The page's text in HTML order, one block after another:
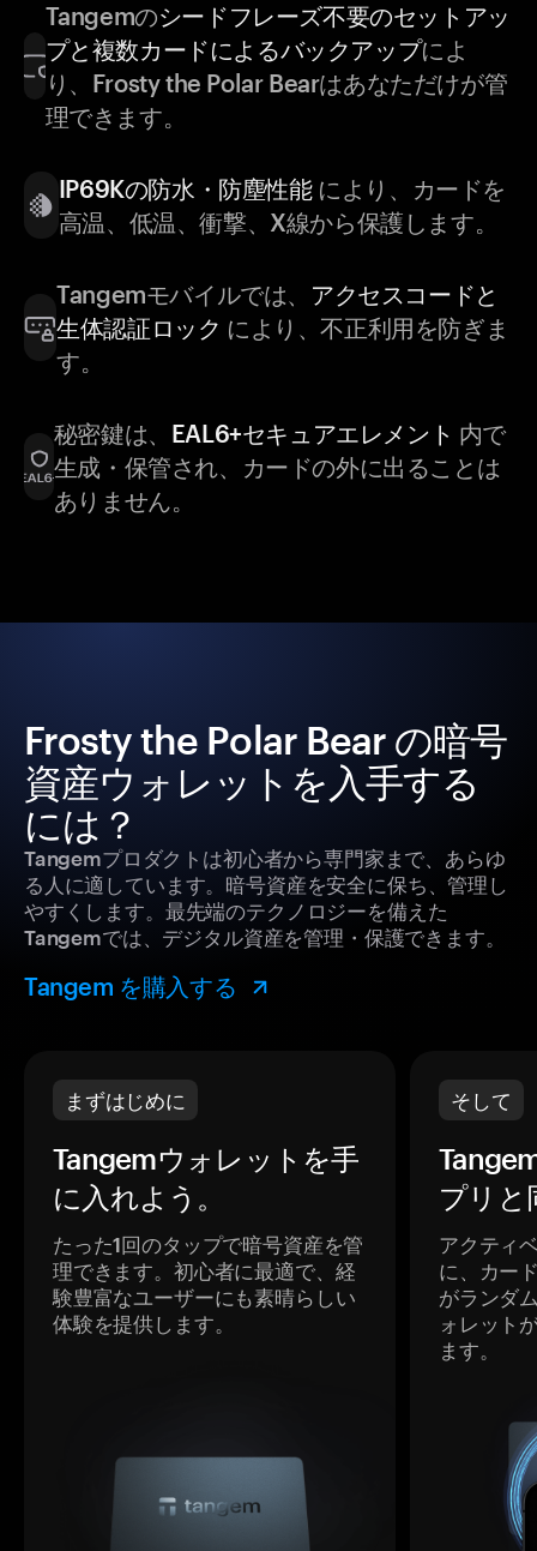
Tangemのシードフレーズ不要のセットアッ
プと複数カードによるバックアップによ
り、Frosty the Polar Bearはあなただけが管
理できます。
IP69Kの防水・防塵性能により、カードを
高温、低温、衝撃、X線から保護します。
Tangemモバイルでは、 アクセスコードと
生体認証ロック により、不正利用を防ぎま
す。
秘密鍵は、 EAL6+セキュアエレメント 内で
生成・保管され、カードの外に出ることは
ありません。
Frosty the Polar Bear の暗号
資産ウォレットを入手する
には？
Tangemプロダクトは初心者から専門家まで、あらゆ
る人に適しています。暗号資産を安全に保ち、管理し
やすくします。最先端のテクノロジーを備えた
Tangemでは、デジタル資産を管理・保護できます。
Tangem を購入する
まずはじめに
Tangemウォレットを手
に入れよう。
たった1回のタップで暗号資産を管
理できます。初心者に最適で、経
験豊富なユーザーにも素晴らしい
体験を提供します。
そして
プリと
アクティ
に、カー
がランダ
ォレット
ます。